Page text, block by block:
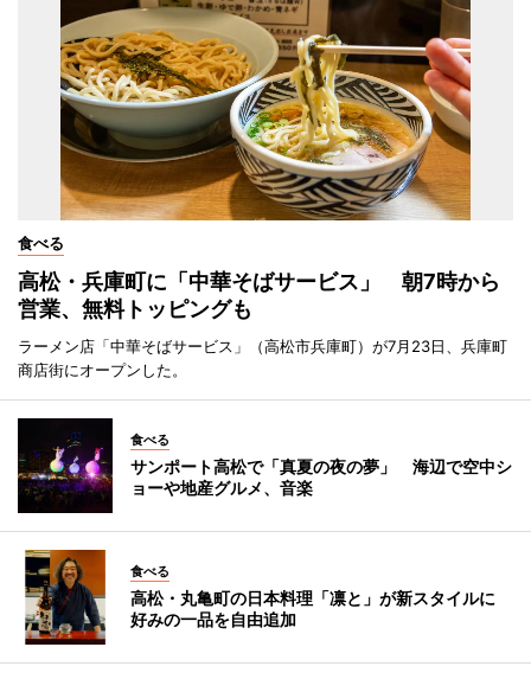
食べる
高松・兵庫町に「中華そばサービス」 朝7時から
営業、無料トッピングも
ラーメン店「中華そばサービス」（高松市兵庫町）が7月23日、兵庫町
商店街にオープンした。
食べる
サンポート高松で「真夏の夜の夢」 海辺で空中シ
ョーや地産グルメ、音楽
食べる
高松・丸亀町の日本料理「凛と」が新スタイルに
好みの一品を自由追加